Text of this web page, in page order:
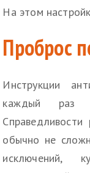
На этом
Проброс
Инструкции
каждый раз
обычно не
исключений,